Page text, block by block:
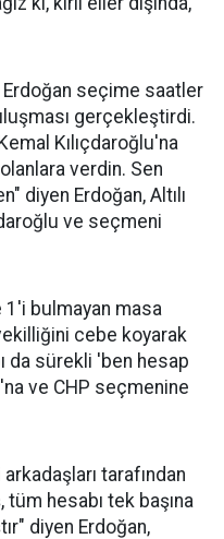
Erdoğan seçime saatler
gerçekleştirdi.
Kılıçdaroğlu'na
verdin. Sen
diyen Erdoğan, Altılı
ve seçmeni
1'i bulmayan masa
cebe koyarak
da sürekli 'ben hesap
ve CHP seçmenine
tarafından
tüm hesabı tek başına
diyen Erdoğan,